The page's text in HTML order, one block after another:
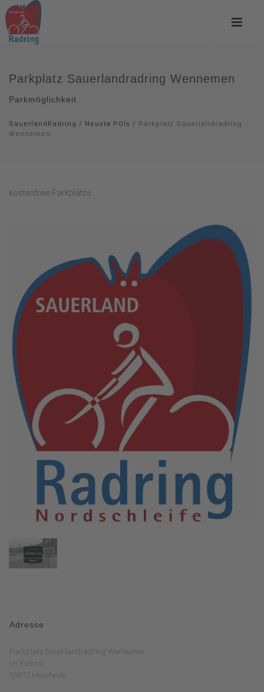
Parkplatz Sauerlandradring Wennemen
Parkmöglichkeit
SauerlandRadring / Neusta POIs / Parkplatz Sauerlandradring
Wennemen
kostenfreie Parkplätze
Adresse
Parkplatz Sauerlandradring Wennemen
Im Ruhrtal
59872 Meschede